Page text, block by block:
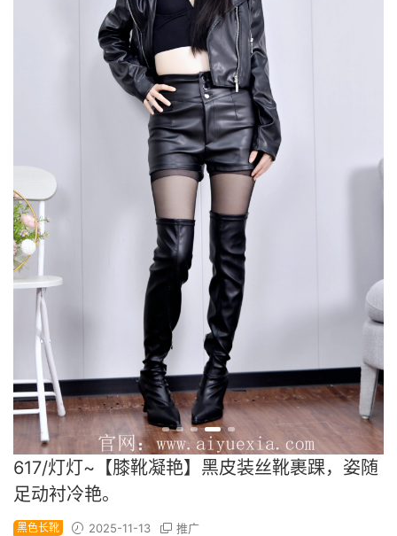
617/灯灯~【膝靴凝艳】黑皮装丝靴裹踝，姿随
足动衬冷艳。
黑色长靴 2025-11-13 推广